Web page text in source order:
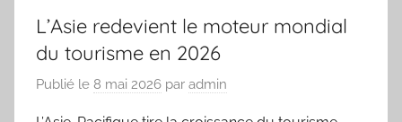
L’Asie redevient le moteur mondial
du tourisme en 2026
Publié le 8 mai 2026 par admin